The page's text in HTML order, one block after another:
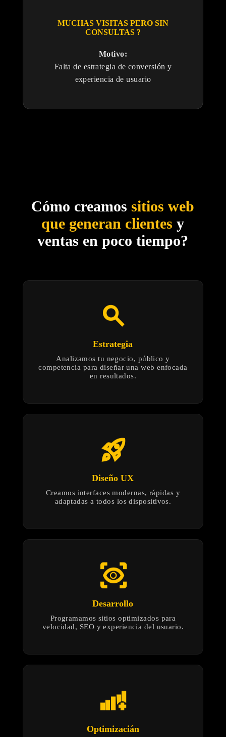
MUCHAS VISITAS PERO SIN
CONSULTAS ?
Motivo:
Falta de estrategia de conversión y
experiencia de usuario
Cómo creamos sitios web
que generan clientes y
ventas en poco tiempo?
search
Estrategia
Analizamos tu negocio, público y
competencia para diseñar una web enfocada
en resultados.
rocket_launch
Diseño UX
Creamos interfaces modernas, rápidas y
adaptadas a todos los dispositivos.
eye_tracking
Desarrollo
Programamos sitios optimizados para
velocidad, SEO y experiencia del usuario.
android_cell_5_bar_plus
Optimizacián